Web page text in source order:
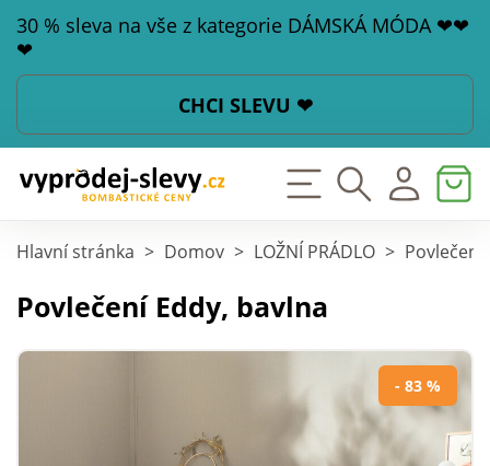
30 % sleva na vše z kategorie DÁMSKÁ MÓDA ❤❤
❤
CHCI SLEVU ❤
Hlavní stránka > Domov > LOŽNÍ PRÁDLO > Povlečení
Povlečení Eddy, bavlna
- 83 %